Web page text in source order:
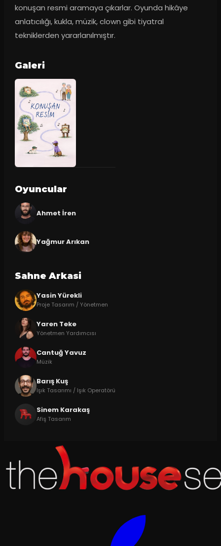
konuşan resmi aramaya çıkarlar. Oyunda hikâye
anlatıcılığı, kukla, müzik, clown gibi tiyatral
tekniklerden yararlanılmıştır.
Galeri
Oyuncular
Ahmet İren
Yağmur Arıkan
Sahne Arkasi
Yasin Yürekli
Proje Tasarım / Yönetmen
Yaren Teke
Yönetmen Yardımcısı
Cantuğ Yavuz
Müzik
Barış Kuş
Işık Tasarımı / Işık Operatörü
Sinem Karakaş
Afiş Tasarım